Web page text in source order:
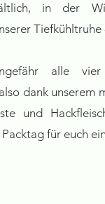
in der
alle
dank unserem
und
für euch